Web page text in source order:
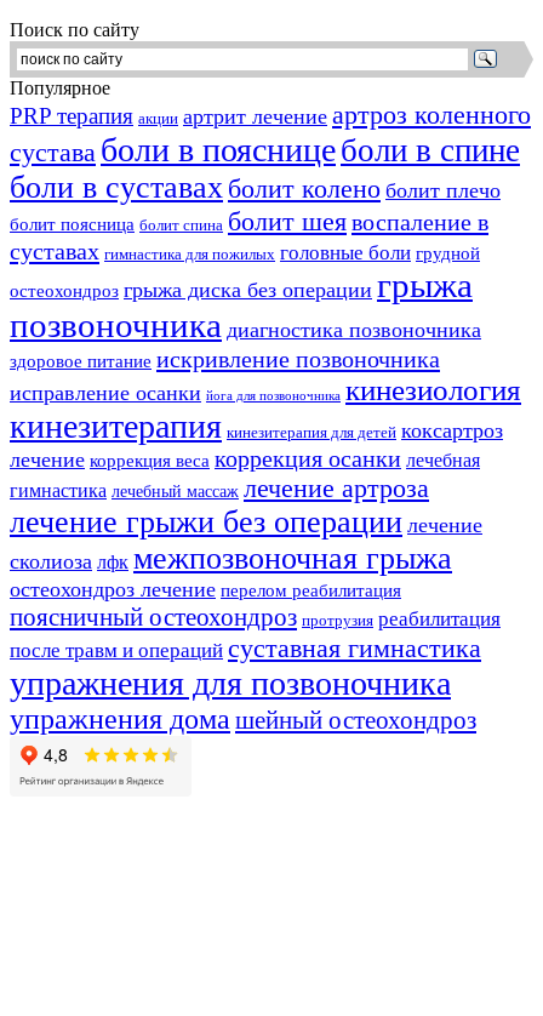
Поиск по сайту
Популярное
PRP терапия акции артрит лечение артроз коленного
сустава боли в поясницеболи в спине
боли в суставах болит колено болит плечо
болит поясница болит спина болит шеявоспаление в
суставах гимнастика для пожилых головные боли грудной
остеохондроз грыжа диска без операции грыжа
позвоночника диагностика позвоночника
здоровое питание искривление позвоночника
исправление осанки йога для позвоночника кинезиология
кинезитерапия кинезитерапия для детей коксартроз
лечение коррекция веса коррекция осанки лечебная
гимнастика лечебный массаж лечение артроза
лечение грыжи без операции лечение
сколиоза лфк межпозвоночная грыжа
остеохондроз лечение перелом реабилитация
поясничный остеохондроз протрузия реабилитация
после травм и операций суставная гимнастика
упражнения для позвоночника
упражнения дома шейный остеохондроз